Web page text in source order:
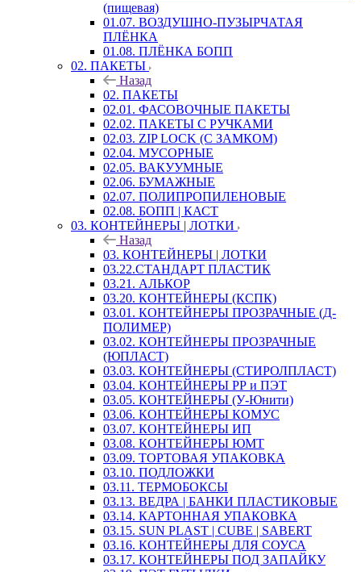
(пищевая)
01.07. ВОЗДУШНО-ПУЗЫРЧАТАЯ
ПЛЁНКА
01.08. ПЛЁНКА БОПП
02. ПАКЕТЫ
Назад
02. ПАКЕТЫ
02.01. ФАСОВОЧНЫЕ ПАКЕТЫ
02.02. ПАКЕТЫ С РУЧКАМИ
02.03. ZIP LOСK (С ЗАМКОМ)
02.04. МУСОРНЫЕ
02.05. ВАКУУМНЫЕ
02.06. БУМАЖНЫЕ
02.07. ПОЛИПРОПИЛЕНОВЫЕ
02.08. БОПП | КАСТ
03. КОНТЕЙНЕРЫ | ЛОТКИ
Назад
03. КОНТЕЙНЕРЫ | ЛОТКИ
03.22.СТАНДАРТ ПЛАСТИК
03.21. АЛЬКОР
03.20. КОНТЕЙНЕРЫ (КСПК)
03.01. КОНТЕЙНЕРЫ ПРОЗРАЧНЫЕ (Д-
ПОЛИМЕР)
03.02. КОНТЕЙНЕРЫ ПРОЗРАЧНЫЕ
(ЮПЛАСТ)
03.03. КОНТЕЙНЕРЫ (СТИРОЛПЛАСТ)
03.04. КОНТЕЙНЕРЫ РР и ПЭТ
03.05. КОНТЕЙНЕРЫ (У-Юнити)
03.06. КОНТЕЙНЕРЫ КОМУС
03.07. КОНТЕЙНЕРЫ ИП
03.08. КОНТЕЙНЕРЫ ЮМТ
03.09. ТОРТОВАЯ УПАКОВКА
03.10. ПОДЛОЖКИ
03.11. ТЕРМОБОКСЫ
03.13. ВЕДРА | БАНКИ ПЛАСТИКОВЫЕ
03.14. КАРТОННАЯ УПАКОВКА
03.15. SUN PLAST | CUBE | SABERT
03.16. КОНТЕЙНЕРЫ ДЛЯ СОУСА
03.17. КОНТЕЙНЕРЫ ПОД ЗАПАЙКУ